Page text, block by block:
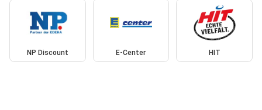
NP Discount E-Center HIT